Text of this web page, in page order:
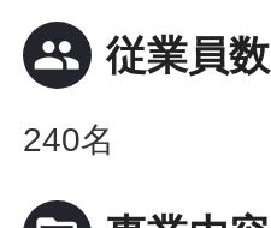
people 従業員数
240名